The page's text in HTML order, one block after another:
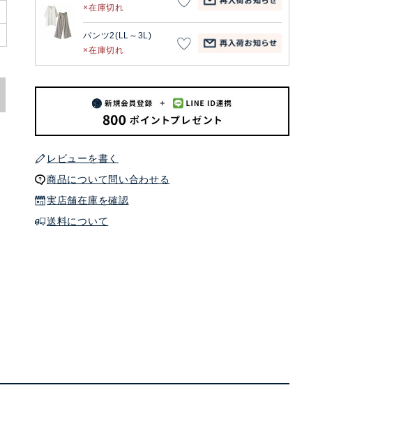
在庫切れ
パンツ2(LL～3L)
在庫切れ
レビューを書く
商品について問い合わせる
実店舗在庫を確認
送料について